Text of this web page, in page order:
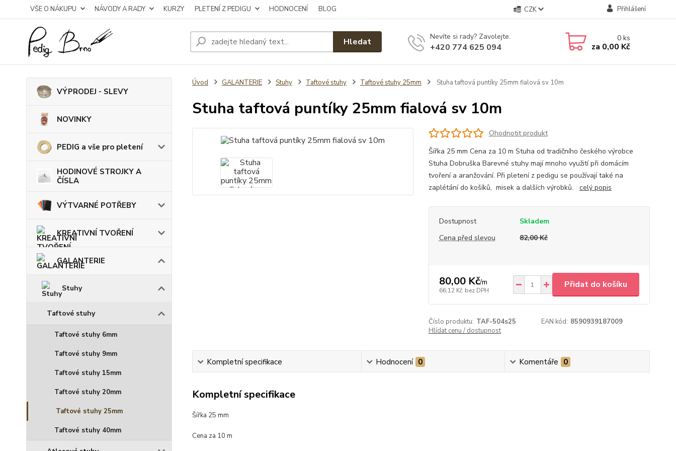
VŠE O NÁKUPU NÁVODY A RADY KURZY PLETENÍ Z PEDIGU HODNOCENÍ BLOG CZK Přihlášení
Hledat Nevíte si rady? Zavolejte.
+420 774 625 094
0ks
za 0,00 Kč
VÝPRODEJ - SLEVY
NOVINKY
PEDIG a vše pro pletení
HODINOVÉ STROJKY A
ČÍSLA
VÝTVARNÉ POTŘEBY
KREATIVNÍ TVOŘENÍ
GALANTERIE
Stuhy
Taftové stuhy
Taftové stuhy 6mm
Taftové stuhy 9mm
Taftové stuhy 15mm
Taftové stuhy 20mm
Taftové stuhy 25mm
Taftové stuhy 40mm
Úvod GALANTERIE Stuhy Taftové stuhy Taftové stuhy 25mm Stuha taftová puntíky 25mm fialová sv 10m
Stuha taftová puntíky 25mm fialová sv 10m
Ohodnotit produkt
Šířka 25 mm Cena za 10 m Stuha od tradičního českého výrobce
Stuha Dobruška Barevné stuhy mají mnoho využití při domácím
tvoření a aranžování. Při pletení z pedigu se používají také na
zaplétání do košíků, misek a dalších výrobků. celý popis
Dostupnost
Skladem
Cena před slevou
82,00 Kč
80,00 Kč/m
66,12 Kč bez DPH
Přidat do košíku
Číslo produktu: TAF-504s25 EAN kód: 8590939187009
Hlídat cenu / dostupnost
Kompletní specifikace Hodnocení 0 Komentáře 0
Kompletní specifikace
Šířka 25 mm
Cena za 10 m